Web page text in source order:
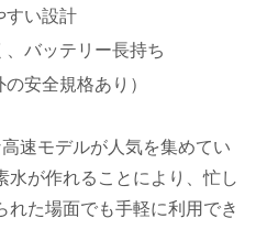
すい設計
バッテリー長持ち
安全規格あり）
速モデルが人気を集めてい
水が作れることにより、忙し
れた場面でも手軽に利用でき